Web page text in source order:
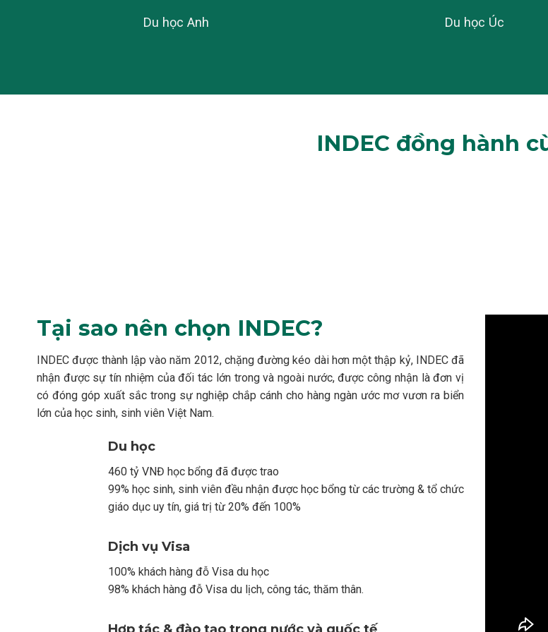
Du học Anh Du học Úc
INDEC đồng hành
Tại sao nên chọn INDEC?
INDEC được thành lập vào năm 2012, chặng đường kéo dài hơn một thập kỷ, INDEC đã
nhận được sự tín nhiệm của đối tác lớn trong và ngoài nước, được công nhận là đơn vị
có đóng góp xuất sắc trong sự nghiệp chắp cánh cho hàng ngàn ước mơ vươn ra biển
lớn của học sinh, sinh viên Việt Nam.
Du học
460 tỷ VNĐ học bổng đã được trao
99% học sinh, sinh viên đều nhận được học bổng từ các trường & tổ chức
giáo dục uy tín, giá trị từ 20% đến 100%
Dịch vụ Visa
100% khách hàng đỗ Visa du học
98% khách hàng đỗ Visa du lịch, công tác, thăm thân.